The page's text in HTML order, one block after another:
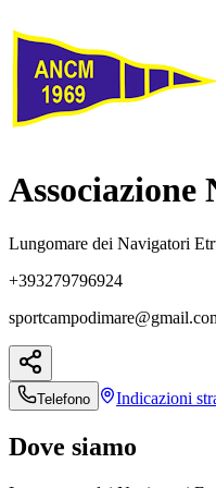
Lungomare dei Navigatori
+393279796924
Telefono Indicazioni
Dove siamo